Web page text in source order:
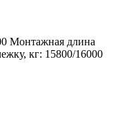
Монтажная длина
кг: 15800/16000